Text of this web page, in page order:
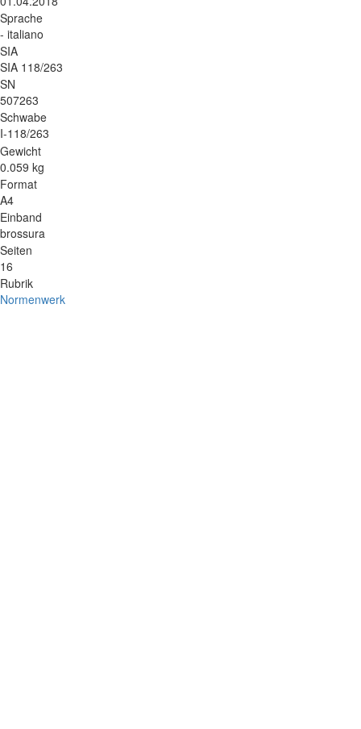
Sprache
- italiano
SIA
SIA 118/263
SN
507263
Schwabe
I-118/263
Gewicht
0.059 kg
Format
A4
Einband
brossura
Seiten
16
Rubrik
Normenwerk